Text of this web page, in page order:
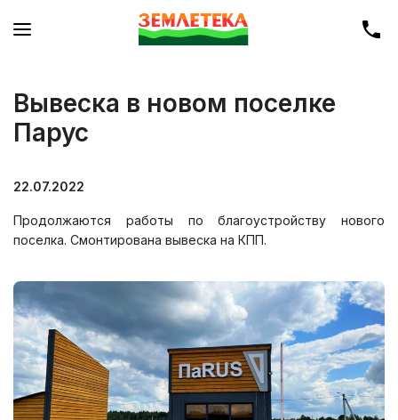
Вывеска в новом поселке
Парус
22.07.2022
Продолжаются работы по благоустройству нового
поселка. Смонтирована вывеска на КПП.